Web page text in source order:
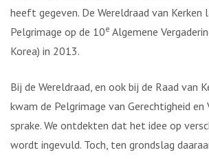
heeft gegeven. De Wereldraad van Kerken
Pelgrimage op de 10e Algemene
Korea) in 2013.
Bij de Wereldraad, en ook bij de Raad van
kwam de Pelgrimage van Gerechtigheid en
sprake. We ontdekten dat het idee op
wordt ingevuld. Toch, ten grondslag